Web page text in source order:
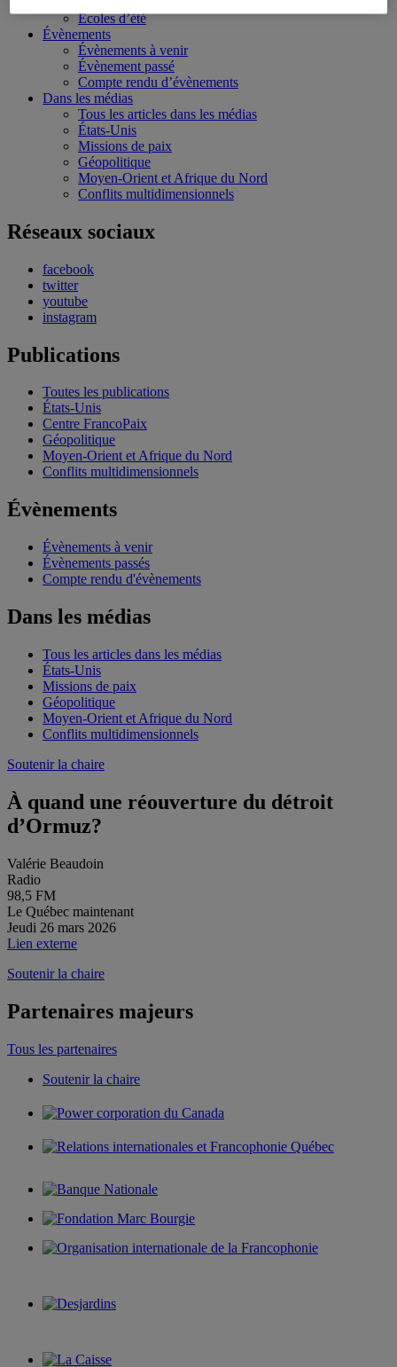
Écoles d’été
Évènements
Évènements à venir
Évènement passé
Compte rendu d’évènements
Dans les médias
Tous les articles dans les médias
États-Unis
Missions de paix
Géopolitique
Moyen-Orient et Afrique du Nord
Conflits multidimensionnels
Réseaux sociaux
facebook
twitter
youtube
instagram
Publications
Toutes les publications
États-Unis
Centre FrancoPaix
Géopolitique
Moyen-Orient et Afrique du Nord
Conflits multidimensionnels
Évènements
Évènements à venir
Évènements passés
Compte rendu d'évènements
Dans les médias
Tous les articles dans les médias
États-Unis
Missions de paix
Géopolitique
Moyen-Orient et Afrique du Nord
Conflits multidimensionnels
Soutenir la chaire
À quand une réouverture du détroit
d’Ormuz?
Valérie Beaudoin
Radio
98,5 FM
Le Québec maintenant
Jeudi 26 mars 2026
Lien externe
Soutenir la chaire
Partenaires majeurs
Tous les partenaires
Soutenir la chaire